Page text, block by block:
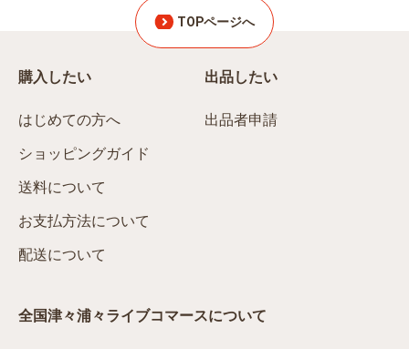
TOPページへ
購入したい
はじめての方へ
ショッピングガイド
送料について
お支払方法について
配送について
出品したい
出品者申請
全国津々浦々ライブコマースについて